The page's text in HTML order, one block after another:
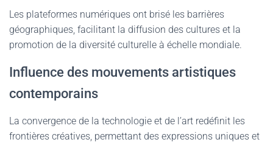
Les plateformes numériques ont brisé les barrières
géographiques, facilitant la diffusion des cultures et la
promotion de la diversité culturelle à échelle mondiale.
Influence des mouvements artistiques
contemporains
La convergence de la technologie et de l’art redéfinit les
frontières créatives, permettant des expressions uniques et